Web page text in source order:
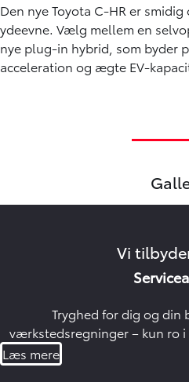
Den nye Toyota C-HR er
ydeevne. Vælg mellem en
nye plug-in hybrid, som byder
acceleration og ægte EV-
Oops... Failed to
Vi
Tryghed for dig og din
værkstedsregninger – kun ro
Læs mere